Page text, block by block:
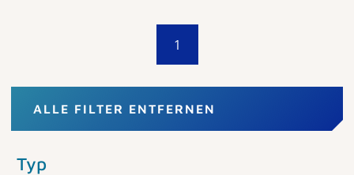
1
ALLE FILTER ENTFERNEN
Typ